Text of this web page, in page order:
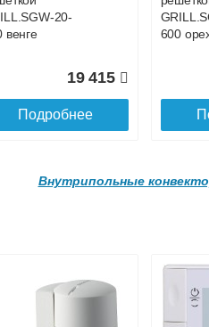
Подробнее
20-
3800
20-
венге
19 415
Подробнее
600
Внутрипольные